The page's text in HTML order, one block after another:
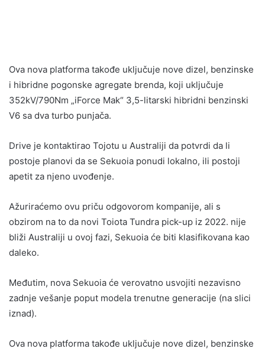
Ova nova platforma takođe uključuje nove dizel, benzinske
i hibridne pogonske agregate brenda, koji uključuje
352kV/790Nm „iForce Mak“ 3,5-litarski hibridni benzinski
V6 sa dva turbo punjača.
Drive je kontaktirao Tojotu u Australiji da potvrdi da li
postoje planovi da se Sekuoia ponudi lokalno, ili postoji
apetit za njeno uvođenje.
Ažuriraćemo ovu priču odgovorom kompanije, ali s
obzirom na to da novi Toiota Tundra pick-up iz 2022. nije
bliži Australiji u ovoj fazi, Sekuoia će biti klasifikovana kao
daleko.
Međutim, nova Sekuoia će verovatno usvojiti nezavisno
zadnje vešanje poput modela trenutne generacije (na slici
iznad).
Ova nova platforma takođe uključuje nove dizel, benzinske